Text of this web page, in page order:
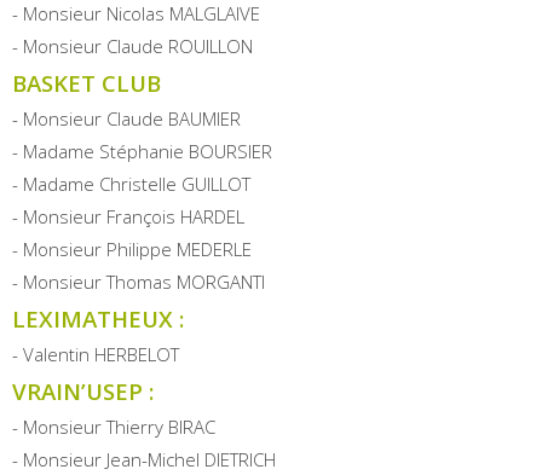
- Monsieur Nicolas MALGLAIVE
- Monsieur Claude ROUILLON
BASKET CLUB
- Monsieur Claude BAUMIER
- Madame Stéphanie BOURSIER
- Madame Christelle GUILLOT
- Monsieur François HARDEL
- Monsieur Philippe MEDERLE
- Monsieur Thomas MORGANTI
LEXIMATHEUX :
- Valentin HERBELOT
VRAIN’USEP :
- Monsieur Thierry BIRAC
- Monsieur Jean-Michel DIETRICH